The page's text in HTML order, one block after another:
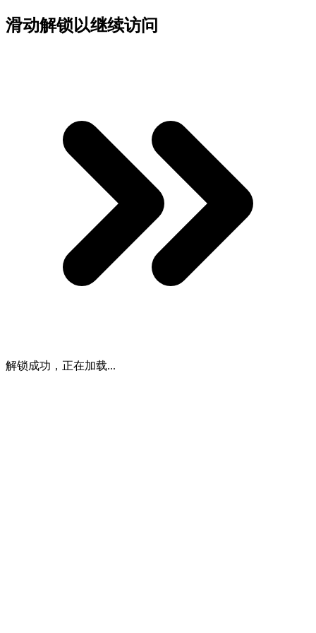
滑动解锁以继续访问
解锁成功，正在加载...